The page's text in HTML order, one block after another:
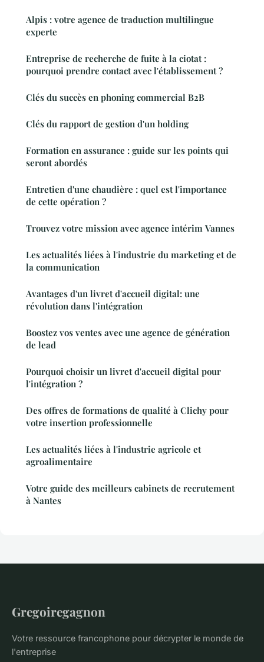
Alpis : votre agence de traduction multilingue
experte
Entreprise de recherche de fuite à la ciotat :
pourquoi prendre contact avec l'établissement ?
Clés du succès en phoning commercial B2B
Clés du rapport de gestion d'un holding
Formation en assurance : guide sur les points qui
seront abordés
Entretien d'une chaudière : quel est l'importance
de cette opération ?
Trouvez votre mission avec agence intérim Vannes
Les actualités liées à l'industrie du marketing et de
la communication
Avantages d'un livret d'accueil digital: une
révolution dans l'intégration
Boostez vos ventes avec une agence de génération
de lead
Pourquoi choisir un livret d'accueil digital pour
l'intégration ?
Des offres de formations de qualité à Clichy pour
votre insertion professionnelle
Les actualités liées à l'industrie agricole et
agroalimentaire
Votre guide des meilleurs cabinets de recrutement
à Nantes
Gregoiregagnon
Votre ressource francophone pour décrypter le monde de
l'entreprise